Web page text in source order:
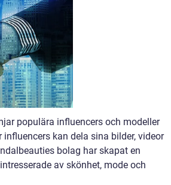
populära influencers och modeller
kan dela sina bilder, videor
bolag har skapat en
av skönhet, mode och